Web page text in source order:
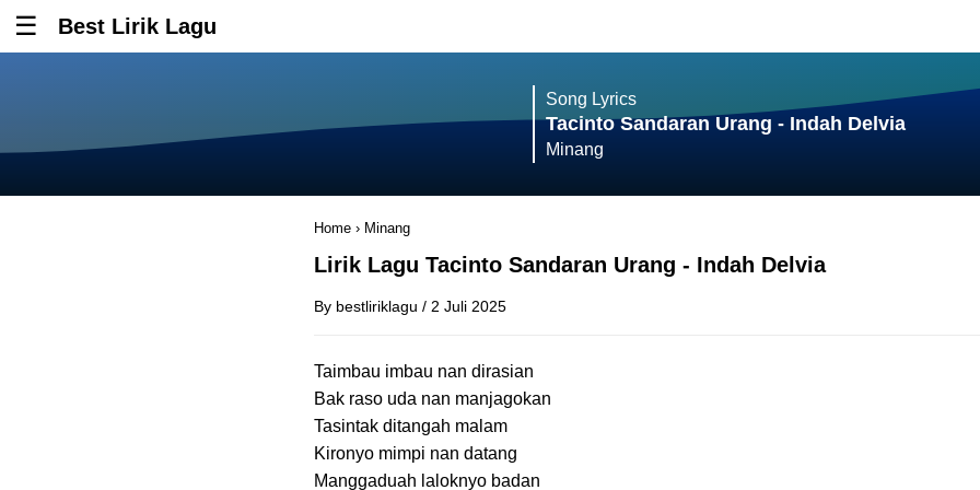
Tombol untuk membuka atau menutup menu
Best Lirik Lagu
Song Lyrics
Tacinto Sandaran Urang - Indah Delvia
Minang
Home › Minang
Lirik Lagu Tacinto Sandaran Urang - Indah Delvia
By bestliriklagu / 2 Juli 2025
Taimbau imbau nan dirasian
Bak raso uda nan manjagokan
Tasintak ditangah malam
Kironyo mimpi nan datang
Manggaduah laloknyo badan